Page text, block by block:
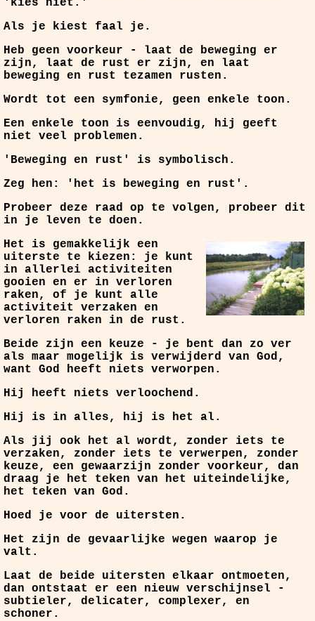
'kies niet.'
Als je kiest faal je.
Heb geen voorkeur - laat de beweging er
zijn, laat de rust er zijn, en laat
beweging en rust tezamen rusten.
Wordt tot een symfonie, geen enkele toon.
Een enkele toon is eenvoudig, hij geeft
niet veel problemen.
'Beweging en rust' is symbolisch.
Zeg hen: 'het is beweging en rust'.
Probeer deze raad op te volgen, probeer dit
in je leven te doen.
Het is gemakkelijk een
uiterste te kiezen: je kunt
in allerlei activiteiten
gooien en er in verloren
raken, of je kunt alle
activiteit verzaken en
verloren raken in de rust.
Beide zijn een keuze - je bent dan zo ver
als maar mogelijk is verwijderd van God,
want God heeft niets verworpen.
Hij heeft niets verloochend.
Hij is in alles, hij is het al.
Als jij ook het al wordt, zonder iets te
verzaken, zonder iets te verwerpen, zonder
keuze, een gewaarzijn zonder voorkeur, dan
draag je het teken van het uiteindelijke,
het teken van God.
Hoed je voor de uitersten.
Het zijn de gevaarlijke wegen waarop je
valt.
Laat de beide uitersten elkaar ontmoeten,
dan ontstaat er een nieuw verschijnsel -
subtieler, delicater, complexer, en
schoner.